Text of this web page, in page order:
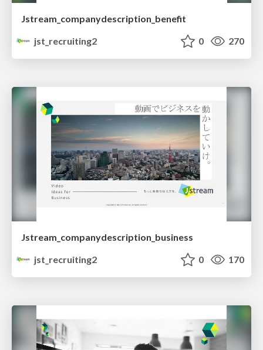
Jstream_companydescription_benefit
jst_recruiting2
0 270
Jstream_companydescription_business
jst_recruiting2
0 170